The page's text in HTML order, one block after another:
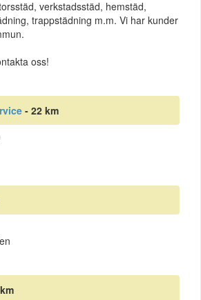
verkstadsstäd, hemstäd,
trappstädning m.m. Vi har kunder
oss!
- 22 km